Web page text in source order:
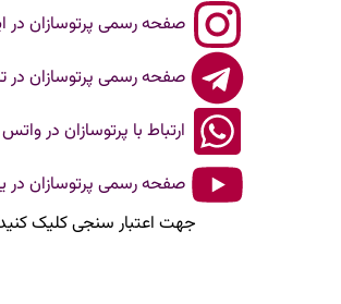
صفحه رسمی پرتوسازان در
صفحه رسمی پرتوسازان در
ارتباط با پرتوسازان در واتس آپ
صفحه رسمی پرتوسازان در
جهت اعتبار سنجی کلیک کنید